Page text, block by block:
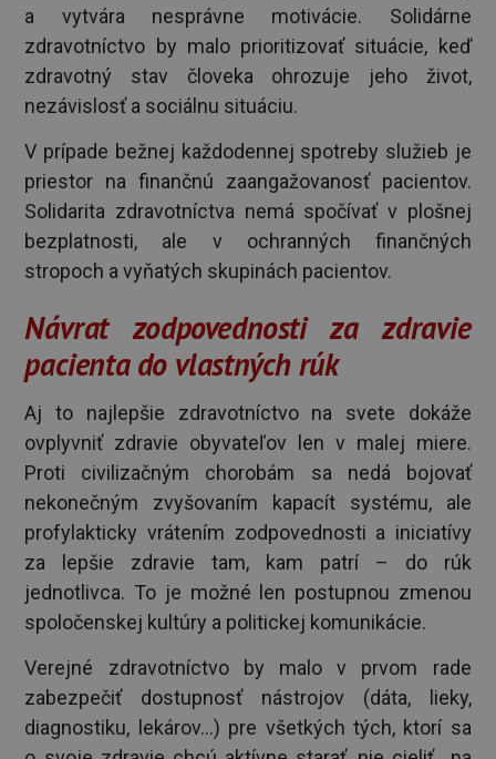
a vytvára nesprávne motivácie. Solidárne
zdravotníctvo by malo prioritizovať situácie, keď
zdravotný stav človeka ohrozuje jeho život,
nezávislosť a sociálnu situáciu.
V prípade bežnej každodennej spotreby služieb je
priestor na finančnú zaangažovanosť pacientov.
Solidarita zdravotníctva nemá spočívať v plošnej
bezplatnosti, ale v ochranných finančných
stropoch a vyňatých skupinách pacientov.
Návrat zodpovednosti za zdravie
pacienta do vlastných rúk
Aj to najlepšie zdravotníctvo na svete dokáže
ovplyvniť zdravie obyvateľov len v malej miere.
Proti civilizačným chorobám sa nedá bojovať
nekonečným zvyšovaním kapacít systému, ale
profylakticky vrátením zodpovednosti a iniciatívy
za lepšie zdravie tam, kam patrí – do rúk
jednotlivca. To je možné len postupnou zmenou
spoločenskej kultúry a politickej komunikácie.
Verejné zdravotníctvo by malo v prvom rade
zabezpečiť dostupnosť nástrojov (dáta, lieky,
diagnostiku, lekárov...) pre všetkých tých, ktorí sa